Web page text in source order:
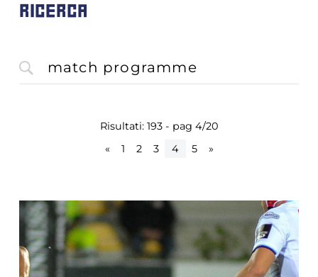
RICERCA
Risultati: 193 - pag 4/20
«
1 2 3 4 5 »